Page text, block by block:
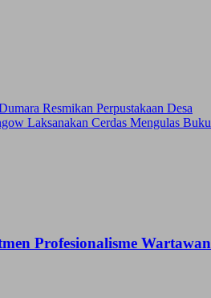
Resmikan Perpustakaan Desa
Laksanakan Cerdas Mengulas Buku
Profesionalisme Wartawan